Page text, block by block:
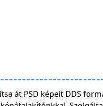
át PSD képeit DDS